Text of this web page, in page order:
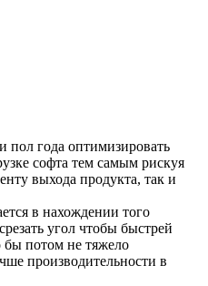
пол года оптимизировать
софта тем самым рискуя
выхода продукта, так и
в нахождении того
угол чтобы быстрей
потом не тяжело
производительности в